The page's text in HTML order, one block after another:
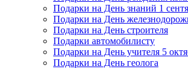
Подарки на День знаний 1
Подарки на День
Подарки на День строителя
Подарки автомобилисту
Подарки на День учителя 5
Подарки на День геолога